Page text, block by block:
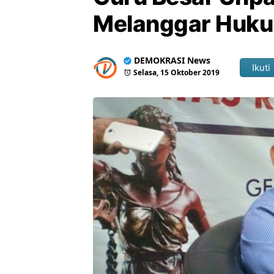
Melanggar
DEMOKRASI News
Selasa, 15 Oktober 2019 Ikuti